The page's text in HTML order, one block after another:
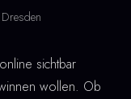
sichtbar
wollen. Ob